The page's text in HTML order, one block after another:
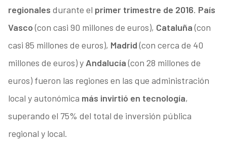
regionales durante el primer trimestre de 2016. País
Vasco(con casi 90 millones de euros), Cataluña(con
casi 85 millones de euros), Madrid(con cerca de 40
millones de euros) yAndalucía(con 28 millones de
euros) fueron las regiones en las que administración
local y autonómica más invirtió en tecnología,
superando el 75% del total de inversión pública
regional y local.